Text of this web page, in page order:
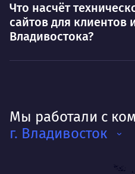
Что насчёт
сайтов для клиентов
Владивостока?
Мы работали с
г. Владивосток